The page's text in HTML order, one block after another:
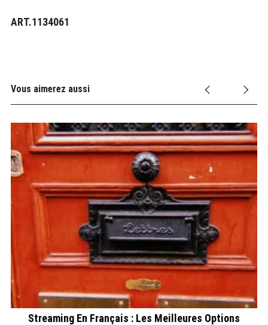
ART.1134061
Vous aimerez aussi
Streaming En Français : Les Meilleures Options